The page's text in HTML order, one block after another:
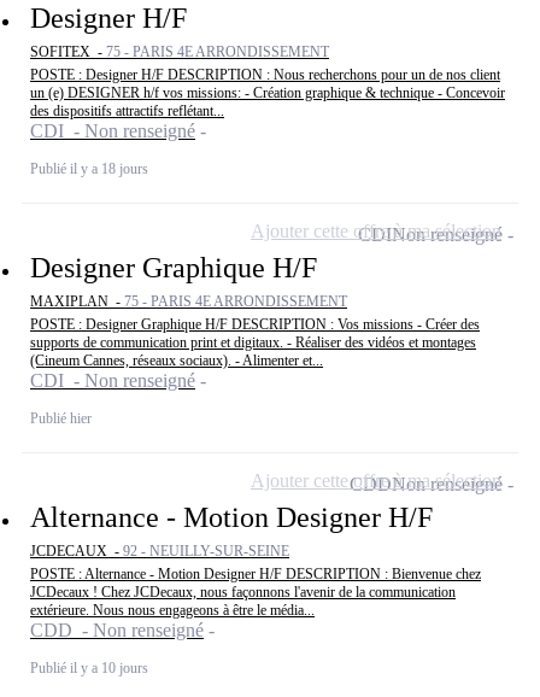
Designer H/F
SOFITEX - 75 - PARIS 4E ARRONDISSEMENT
POSTE : Designer H/F DESCRIPTION : Nous recherchons pour un de nos client
un (e) DESIGNER h/f vos missions: - Création graphique & technique - Concevoir
des dispositifs attractifs reflétant...
CDI - Non renseigné
Publié il y a 18 jours
Designer Graphique H/F
MAXIPLAN - 75 - PARIS 4E ARRONDISSEMENT
POSTE : Designer Graphique H/F DESCRIPTION : Vos missions - Créer des
supports de communication print et digitaux. - Réaliser des vidéos et montages
(Cineum Cannes, réseaux sociaux). - Alimenter et...
CDI - Non renseigné
Publié hier
CDINon renseigné
Ajouter cette offre à ma sélection
Alternance - Motion Designer H/F
JCDECAUX - 92 - NEUILLY-SUR-SEINE
POSTE : Alternance - Motion Designer H/F DESCRIPTION : Bienvenue chez
JCDecaux ! Chez JCDecaux, nous façonnons l'avenir de la communication
extérieure. Nous nous engageons à être le média...
CDD - Non renseigné
Publié il y a 10 jours
CDDNon renseigné
Ajouter cette offre à ma sélection